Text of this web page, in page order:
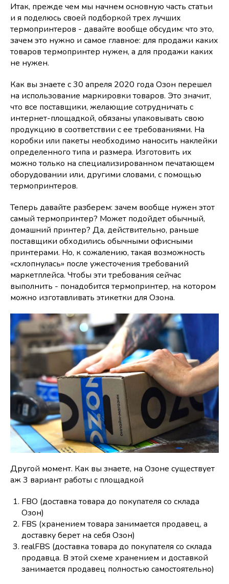
Итак, прежде чем мы начнем основную часть статьи
и я поделюсь своей подборкой трех лучших
термопринтеров - давайте вообще обсудим: что это,
зачем это нужно и самое главное: для продажи каких
товаров термопринтер нужен, а для продажи каких
не нужен.
Как вы знаете с 30 апреля 2020 года Озон перешел
на использование маркировки товаров. Это значит,
что все поставщики, желающие сотрудничать с
интернет-площадкой, обязаны упаковывать свою
продукцию в соответствии с ее требованиями. На
коробки или пакеты необходимо наносить наклейки
определенного типа и размера. Изготовить их
можно только на специализированном печатающем
оборудовании или, другими словами, с помощью
термопринтеров.
Теперь давайте разберем: зачем вообще нужен этот
самый термопринтер? Может подойдет обычный,
домашний принтер? Да, действительно, раньше
поставщики обходились обычными офисными
принтерами. Но, к сожалению, такая возможность
«схлопнулась» после ужесточения требований
маркетплейса. Чтобы эти требования сейчас
выполнить - понадобится термопринтер, на котором
можно изготавливать этикетки для Озона.
Другой момент. Как вы знаете, на Озоне существует
аж 3 вариант работы с площадкой
FBO (доставка товара до покупателя со склада
Озон)
FBS (хранением товара занимается продавец, а
доставку берет на себя Озон)
realFBS (доставка товара до покупателя со склада
продавца. В этой схеме хранением и доставкой
занимается продавец полностью самостоятельно)